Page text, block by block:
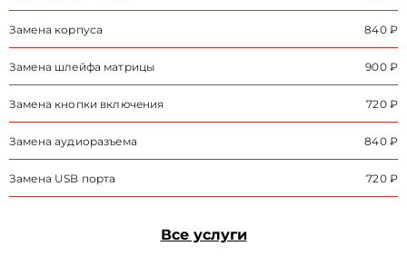
Замена корпуса 840 ₽
Замена шлейфа матрицы 900 ₽
Замена кнопки включения 720 ₽
Замена аудиоразъема 840 ₽
Замена USB порта 720 ₽
Все услуги